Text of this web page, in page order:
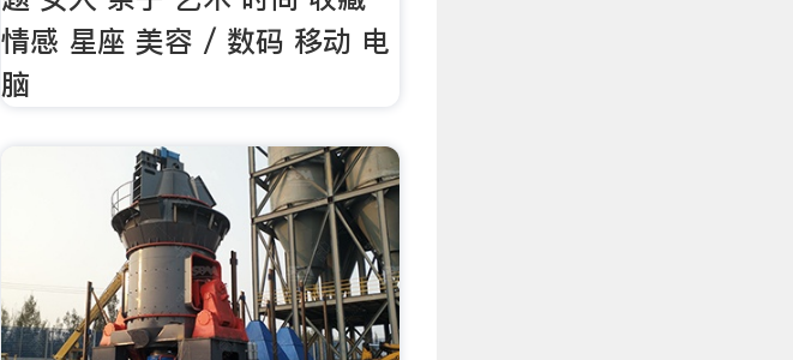
情感 星座 美容 / 数码 移动 电
脑